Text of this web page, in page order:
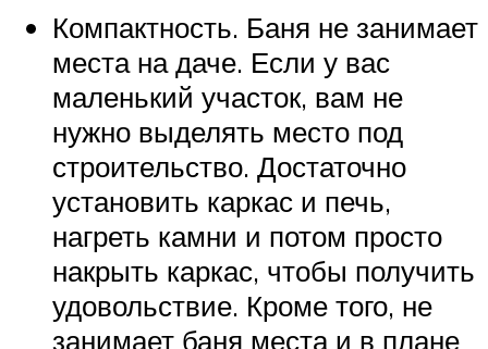
Компактность. Баня не занимает
места на даче. Если у вас
маленький участок, вам не
нужно выделять место под
строительство. Достаточно
установить каркас и печь,
нагреть камни и потом просто
накрыть каркас, чтобы получить
удовольствие. Кроме того, не
занимает баня места и в плане